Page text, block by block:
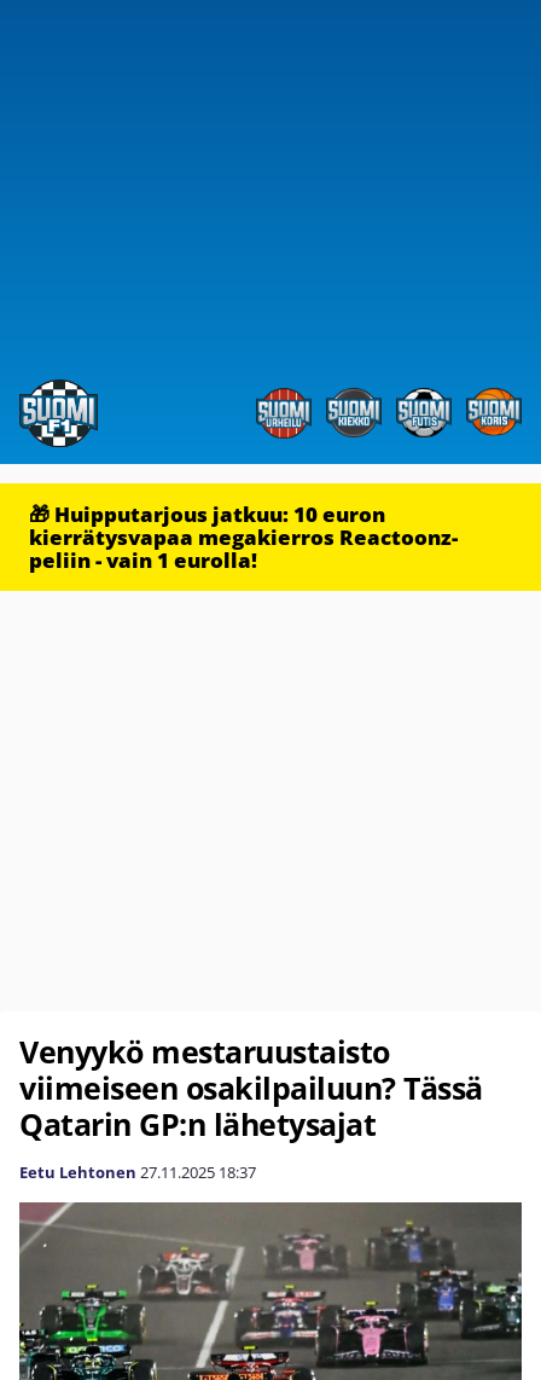
🎁 Huipputarjous jatkuu: 10 euron
kierrätysvapaa megakierros Reactoonz-
peliin - vain 1 eurolla!
Venyykö mestaruustaisto
viimeiseen osakilpailuun? Tässä
Qatarin GP:n lähetysajat
Eetu Lehtonen 27.11.2025 18:37